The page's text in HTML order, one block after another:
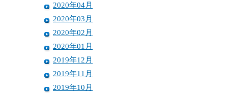
2020年04月
2020年03月
2020年02月
2020年01月
2019年12月
2019年11月
2019年10月